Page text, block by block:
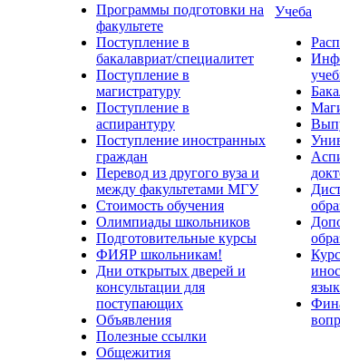
Программы подготовки на
факультете
Поступление в
бакалавриат/специалитет
Поступление в
магистратуру
Поступление в
аспирантуру
Поступление иностранных
граждан
Перевод из другого вуза и
между факультетами МГУ
Стоимость обучения
Олимпиады школьников
Подготовительные курсы
ФИЯР школьникам!
Дни открытых дверей и
консультации для
поступающих
Объявления
Полезные ссылки
Общежития
Учеба